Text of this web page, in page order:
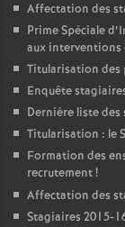
Affectation des
Prime Spéciale
aux interventions
Titularisation des
Enquête
Dernière liste
Titularisation : le
Formation des
recrutement!
Affectation des
Stagiaires 2015-